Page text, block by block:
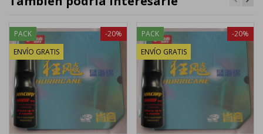
PACK
ENVÍO GRATIS
-20%
PACK
ENVÍO GRATIS
-20%